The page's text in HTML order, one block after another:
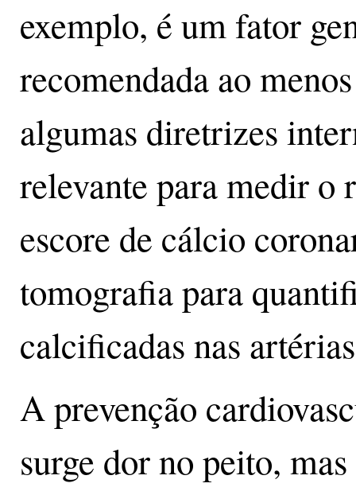
exemplo, é um fator
recomendada ao
algumas diretrizes
relevante para medir o
escore de cálcio
tomografia para
calcificadas nas
A prevenção
surge dor no peito,